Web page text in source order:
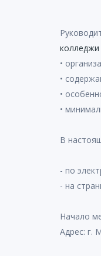
колледжи
•
•
•
•
В
- по
- на
Начало
Адрес: г.